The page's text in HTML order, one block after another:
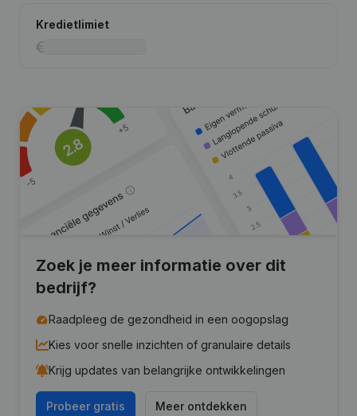
Kredietlimiet
Zoek je meer informatie over dit
bedrijf?
Raadpleeg de gezondheid in een oogopslag
Kies voor snelle inzichten of granulaire details
Krijg updates van belangrijke ontwikkelingen
Probeer gratis Meer ontdekken